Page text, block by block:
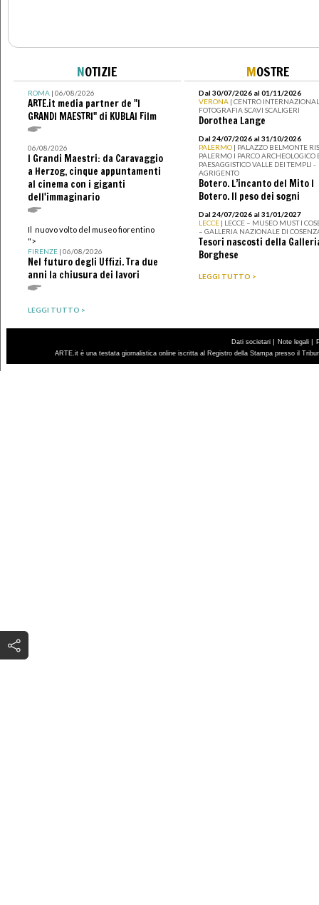
NOTIZIE
ROMA| 06/08/2026
ARTE.it media partner de "I
GRANDI MAESTRI" di KUBLAI Film
06/08/2026
I Grandi Maestri: da Caravaggio
a Herzog, cinque appuntamenti
al cinema con i giganti
dell'immaginario
Il nuovo volto del museo fiorentino
">
FIRENZE| 06/08/2026
Nel futuro degli Uffizi. Tra due
anni la chiusura dei lavori
LEGGI TUTTO >
MOSTRE
Dal 30/07/2026 al 01/11/2026
VERONA | CENTRO
FOTOGRAFIA SCAVI SCALIGERI
Dorothea Lange
Dal 24/07/2026 al 31/10/2026
PALERMO | PALAZZO BELMONTE
PALERMO I PARCO ARCHEOLOGICO
PAESAGGISTICO VALLE DEI TEMPLI -
AGRIGENTO
Botero. L’incanto del Mito I
Botero. Il peso dei sogni
Dal 24/07/2026 al 31/01/2027
LECCE | LECCE – MUSEO MUST I
– GALLERIA NAZIONALE DI
Tesori nascosti della
Borghese
LEGGI TUTTO >
Dati societari | Note legali |
ARTE.it è una testata giornalistica online iscritta al Registro della Stampa presso il